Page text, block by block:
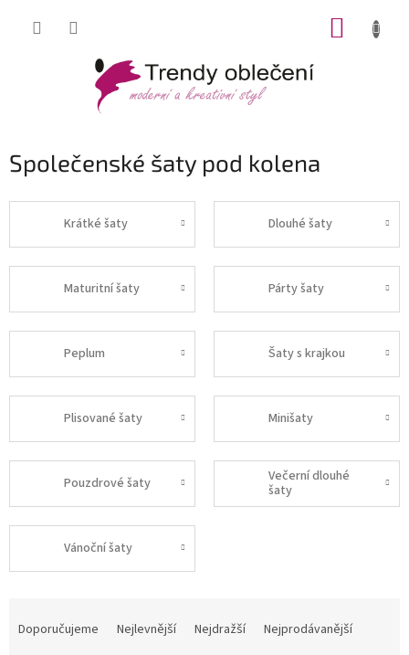
Společenské šaty pod kolena
Krátké šaty Dlouhé šaty
Maturitní šaty Párty šaty
Peplum Šaty s krajkou
Plisované šaty Minišaty
Pouzdrové šaty
Večerní dlouhé
šaty
Vánoční šaty
Doporučujeme Nejlevnější Nejdražší
Nejprodávanější